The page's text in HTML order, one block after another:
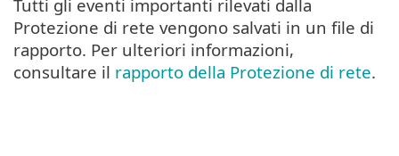
Tutti gli eventi importanti rilevati dalla
Protezione di rete vengono salvati in un file di
rapporto. Per ulteriori informazioni,
consultare il rapporto della Protezione di rete.